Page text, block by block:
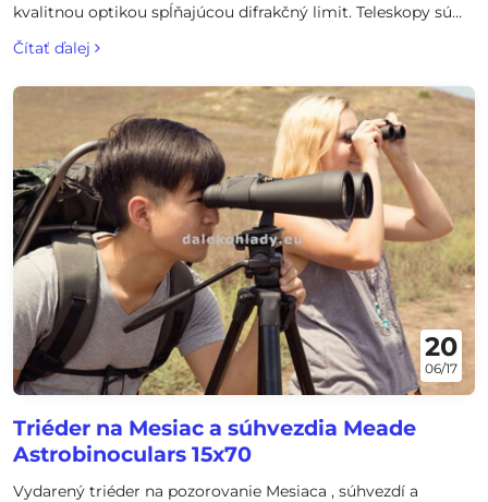
kvalitnou optikou spĺňajúcou difrakčný limit. Teleskopy sú
ľahko poskladateľné a veľmi jednoducho sa používajú. Po
vybratí z krabice je možné pozorovať v priebehu niekoľkých
takže je možné ich vyňať z Dobsonovej základne a pripojiť
na prakticky akúkoľvek paralaktickú astrofotografickú
montáž.
Čítať ďalej
20
06/17
Triéder na Mesiac a súhvezdia Meade
Astrobinoculars 15x70
Vydarený triéder na pozorovanie Mesiaca , súhvezdí a